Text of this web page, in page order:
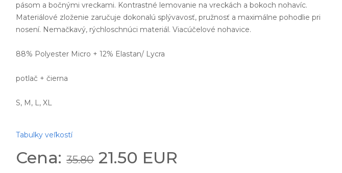
pásom a bočnými vreckami. Kontrastné lemovanie na vreckách a bokoch nohavíc.
Materiálové zloženie zaručuje dokonalú splývavosť, pružnosť a maximálne pohodlie pri
nosení. Nemačkavý, rýchloschnúci materiál. Viacúčelové nohavice.
88% Polyester Micro + 12% Elastan/ Lycra
potlač + čierna
S, M, L, XL
Tabulky veľkostí
Cena:35.8021.50 EUR